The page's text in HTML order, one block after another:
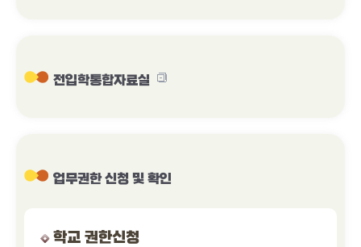
전입학통합자료실
업무권한 신청 및 확인
학교 권한신청